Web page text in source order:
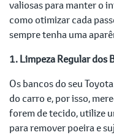
valiosas para manter o
como otimizar cada
sempre tenha uma
1. Limpeza Regular dos
Os bancos do seu
do carro e, por isso,
forem de tecido, utilize
para remover poeira e